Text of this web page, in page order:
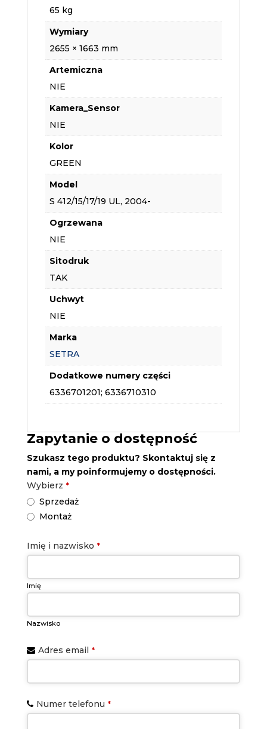
65 kg
Wymiary
2655 × 1663 mm
Artemiczna
NIE
Kamera_Sensor
NIE
Kolor
GREEN
Model
S 412/15/17/19 UL, 2004-
Ogrzewana
NIE
Sitodruk
TAK
Uchwyt
NIE
Marka
SETRA
Dodatkowe numery części
6336701201; 6336710310
Zapytanie o dostępność
Szukasz tego produktu? Skontaktuj się z
nami, a my poinformujemy o dostępności.
Wybierz *
Sprzedaż
Montaż
Imię i nazwisko *
Imię
Nazwisko
Email
Address
Adres email *
Numer telefonu *